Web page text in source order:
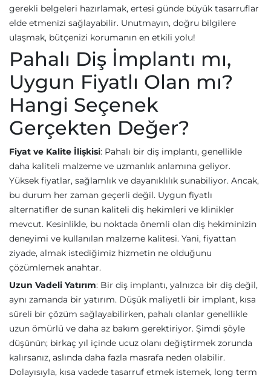
gerekli belgeleri hazırlamak, ertesi günde büyük tasarruflar
elde etmenizi sağlayabilir. Unutmayın, doğru bilgilere
ulaşmak, bütçenizi korumanın en etkili yolu!
Pahalı Diş İmplantı mı,
Uygun Fiyatlı Olan mı?
Hangi Seçenek
Gerçekten Değer?
Fiyat ve Kalite İlişkisi: Pahalı bir diş implantı, genellikle
daha kaliteli malzeme ve uzmanlık anlamına geliyor.
Yüksek fiyatlar, sağlamlık ve dayanıklılık sunabiliyor. Ancak,
bu durum her zaman geçerli değil. Uygun fiyatlı
alternatifler de sunan kaliteli diş hekimleri ve klinikler
mevcut. Kesinlikle, bu noktada önemli olan diş hekiminizin
deneyimi ve kullanılan malzeme kalitesi. Yani, fiyattan
ziyade, almak istediğimiz hizmetin ne olduğunu
çözümlemek anahtar.
Uzun Vadeli Yatırım: Bir diş implantı, yalnızca bir diş değil,
aynı zamanda bir yatırım. Düşük maliyetli bir implant, kısa
süreli bir çözüm sağlayabilirken, pahalı olanlar genellikle
uzun ömürlü ve daha az bakım gerektiriyor. Şimdi şöyle
düşünün; birkaç yıl içinde ucuz olanı değiştirmek zorunda
kalırsanız, aslında daha fazla masrafa neden olabilir.
Dolayısıyla, kısa vadede tasarruf etmek istemek, long term